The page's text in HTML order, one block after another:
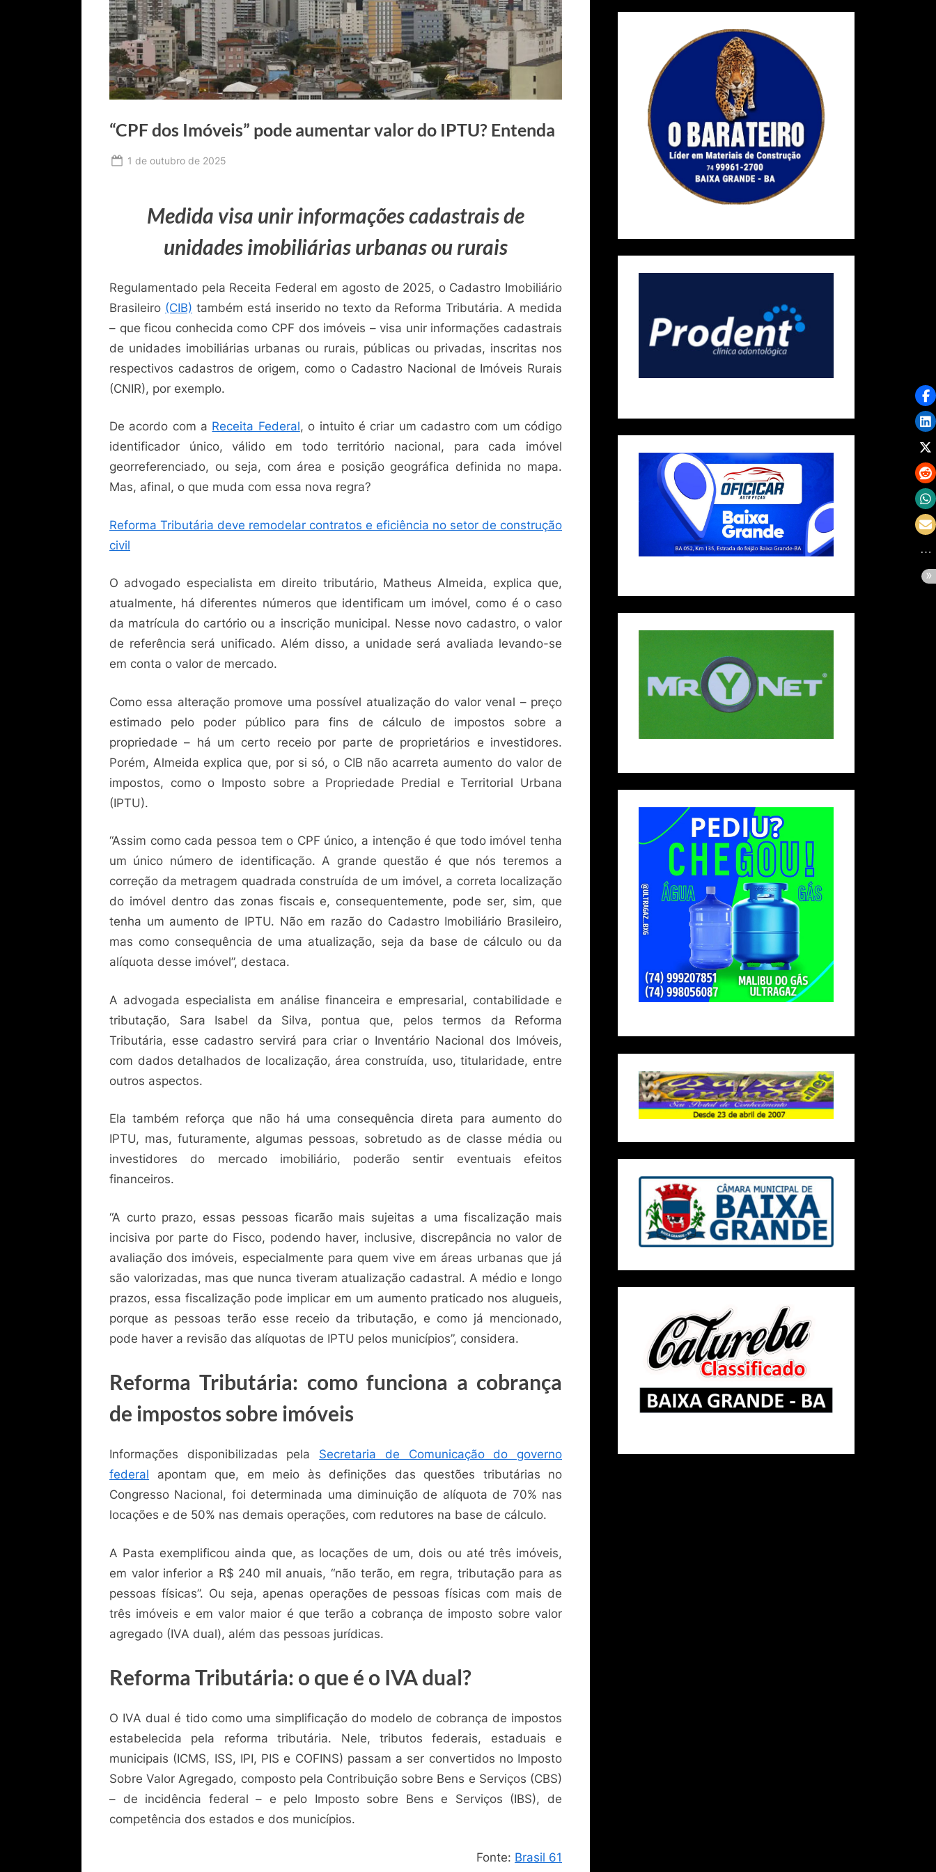
“CPF dos Imóveis” pode aumentar valor do IPTU? Entenda
Posted
1 de outubro de 2025
Medida visa unir informações cadastrais de
unidades imobiliárias urbanas ou rurais
Regulamentado pela Receita Federal em agosto de 2025, o Cadastro Imobiliário
Brasileiro (CIB) também está inserido no texto da Reforma Tributária. A medida
– que ficou conhecida como CPF dos imóveis – visa unir informações cadastrais
de unidades imobiliárias urbanas ou rurais, públicas ou privadas, inscritas nos
respectivos cadastros de origem, como o Cadastro Nacional de Imóveis Rurais
(CNIR), por exemplo.
De acordo com a Receita Federal, o intuito é criar um cadastro com um código
identificador único, válido em todo território nacional, para cada imóvel
georreferenciado, ou seja, com área e posição geográfica definida no mapa.
Mas, afinal, o que muda com essa nova regra?
Reforma Tributária deve remodelar contratos e eficiência no setor de construção
civil
O advogado especialista em direito tributário, Matheus Almeida, explica que,
atualmente, há diferentes números que identificam um imóvel, como é o caso
da matrícula do cartório ou a inscrição municipal. Nesse novo cadastro, o valor
de referência será unificado. Além disso, a unidade será avaliada levando-se
em conta o valor de mercado.
Como essa alteração promove uma possível atualização do valor venal – preço
estimado pelo poder público para fins de cálculo de impostos sobre a
propriedade – há um certo receio por parte de proprietários e investidores.
Porém, Almeida explica que, por si só, o CIB não acarreta aumento do valor de
impostos, como o Imposto sobre a Propriedade Predial e Territorial Urbana
(IPTU).
“Assim como cada pessoa tem o CPF único, a intenção é que todo imóvel tenha
um único número de identificação. A grande questão é que nós teremos a
correção da metragem quadrada construída de um imóvel, a correta localização
do imóvel dentro das zonas fiscais e, consequentemente, pode ser, sim, que
tenha um aumento de IPTU. Não em razão do Cadastro Imobiliário Brasileiro,
mas como consequência de uma atualização, seja da base de cálculo ou da
alíquota desse imóvel”, destaca.
A advogada especialista em análise financeira e empresarial, contabilidade e
tributação, Sara Isabel da Silva, pontua que, pelos termos da Reforma
Tributária, esse cadastro servirá para criar o Inventário Nacional dos Imóveis,
com dados detalhados de localização, área construída, uso, titularidade, entre
outros aspectos.
Ela também reforça que não há uma consequência direta para aumento do
IPTU, mas, futuramente, algumas pessoas, sobretudo as de classe média ou
investidores do mercado imobiliário, poderão sentir eventuais efeitos
financeiros.
“A curto prazo, essas pessoas ficarão mais sujeitas a uma fiscalização mais
incisiva por parte do Fisco, podendo haver, inclusive, discrepância no valor de
avaliação dos imóveis, especialmente para quem vive em áreas urbanas que já
são valorizadas, mas que nunca tiveram atualização cadastral. A médio e longo
prazos, essa fiscalização pode implicar em um aumento praticado nos alugueis,
porque as pessoas terão esse receio da tributação, e como já mencionado,
pode haver a revisão das alíquotas de IPTU pelos municípios”, considera.
Reforma Tributária: como funciona a cobrança
de impostos sobre imóveis
Informações disponibilizadas pela Secretaria de Comunicação do governo
federal apontam que, em meio às definições das questões tributárias no
Congresso Nacional, foi determinada uma diminuição de alíquota de 70% nas
locações e de 50% nas demais operações, com redutores na base de cálculo.
A Pasta exemplificou ainda que, as locações de um, dois ou até três imóveis,
em valor inferior a R$ 240 mil anuais, “não terão, em regra, tributação para as
pessoas físicas”. Ou seja, apenas operações de pessoas físicas com mais de
três imóveis e em valor maior é que terão a cobrança de imposto sobre valor
agregado (IVA dual), além das pessoas jurídicas.
Reforma Tributária: o que é o IVA dual?
O IVA dual é tido como uma simplificação do modelo de cobrança de impostos
estabelecida pela reforma tributária. Nele, tributos federais, estaduais e
municipais (ICMS, ISS, IPI, PIS e COFINS) passam a ser convertidos no Imposto
Sobre Valor Agregado, composto pela Contribuição sobre Bens e Serviços (CBS)
– de incidência federal – e pelo Imposto sobre Bens e Serviços (IBS), de
competência dos estados e dos municípios.
Fonte: Brasil 61